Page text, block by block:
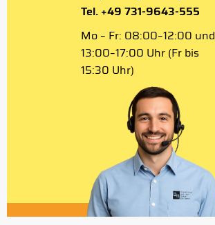
Tel. +49 731-9643-555
Mo – Fr: 08:00–12:00 und
13:00–17:00 Uhr (Fr bis
15:30 Uhr)